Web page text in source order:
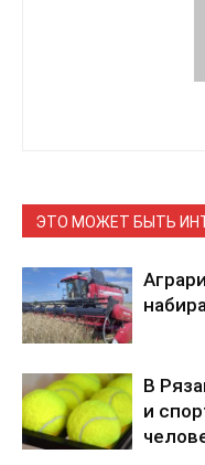
ЭТО МОЖЕТ БЫТЬ
В
и